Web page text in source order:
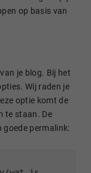
op basis van
je blog. Bij het
Wij raden je
optie komt de
te staan. De
goede permalink: